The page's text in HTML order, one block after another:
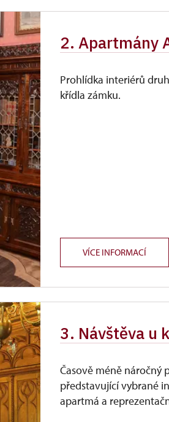
2. Apartmány
Prohlídka interiérů
křídla zámku.
VÍCE INFORMACÍ
3. Návštěva u
Časově méně náročný
představující vybrané
apartmá a